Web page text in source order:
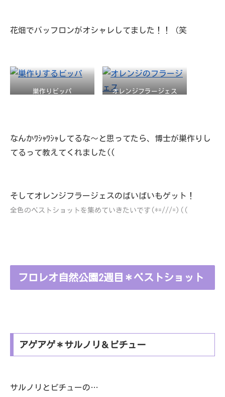
花畑でバッフロンがオシャレしてました！！（笑
巣作りビッパ オレンジフラージェス
なんかﾜｼｬﾜｼｬしてるな～と思ってたら、博士が巣作りし
てるって教えてくれました((
そしてオレンジフラージェスのばいばいもゲット！
全色のベストショットを集めていきたいです(*=///=)((
フロレオ自然公園2週目＊ベストショット
アゲアゲ＊サルノリ＆ピチュー
サルノリとピチューの…